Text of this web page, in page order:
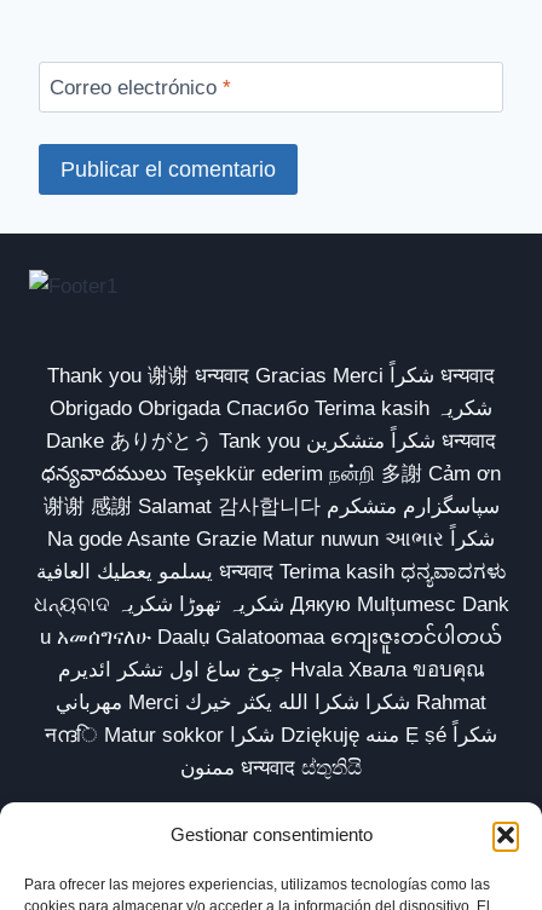
Gestionar consentimiento
Para ofrecer las mejores experiencias, utilizamos tecnologías como las
cookies para almacenar y/o acceder a la información del dispositivo. El
Correo electrónico *
Thank you 谢谢 धन्यवाद Gracias Merci شكراً धन्यवाद
Obrigado Obrigada Спасибо Terima kasih شکریہ
Danke ありがとう Tank you شكراً متشكرين धन्यवाद
ధన్యవాదములు Teşekkür ederim நன்றி 多謝 Cảm ơn
谢谢 感謝 Salamat 감사합니다 سپاسگزارم متشکرم
Na gode Asante Grazie Matur nuwun આભાર شكراً
يسلمو يعطيك العافية धन्यवाद Terima kasih ಧನ್ಯವಾದಗಳು
ଧନ୍ୟବାଦ شکریہ تھوڑا شکریہ Дякую Mulțumesc Dank
u አመሰግናለሁ Daalụ Galatoomaa ကျေးဇူးတင်ပါတယ်
چوخ ساغ اول تشکر ائدیرم Hvala Хвала ขอบคุณ
مهرباني Merci شكرا شكرا الله يكثر خيرك Rahmat
नന്ദि Matur sokkor شكرا Dziękuję مننه Ẹ ṣé شكراً
ممنون धन्यवाद ස්තුතියි
Inicio Biblioteca Parábolas TV Comunidad